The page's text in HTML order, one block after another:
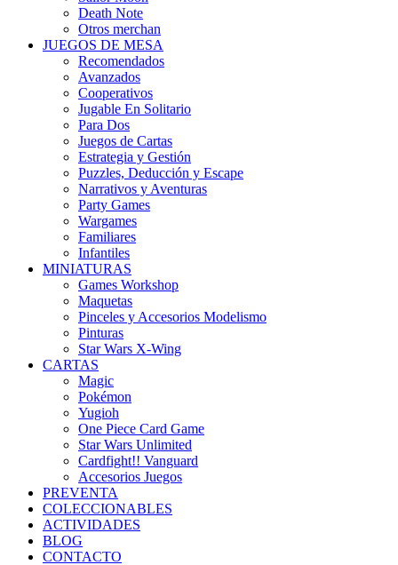
Death Note
Otros merchan
JUEGOS DE MESA
Recomendados
Avanzados
Cooperativos
Jugable En Solitario
Para Dos
Juegos de Cartas
Estrategia y Gestión
Puzzles, Deducción y Escape
Narrativos y Aventuras
Party Games
Wargames
Familiares
Infantiles
MINIATURAS
Games Workshop
Maquetas
Pinceles y Accesorios Modelismo
Pinturas
Star Wars X-Wing
CARTAS
Magic
Pokémon
Yugioh
One Piece Card Game
Star Wars Unlimited
Cardfight!! Vanguard
Accesorios Juegos
PREVENTA
COLECCIONABLES
ACTIVIDADES
BLOG
CONTACTO